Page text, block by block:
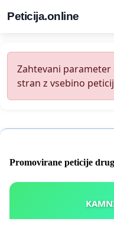
Peticija.online
Zahtevani
stran z vsebino
Promovirane peticije